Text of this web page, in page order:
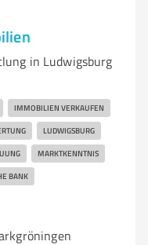
in Ludwigsburg
IMMOBILIEN VERKAUFEN
LUDWIGSBURG
MARKTKENNTNIS
BANK